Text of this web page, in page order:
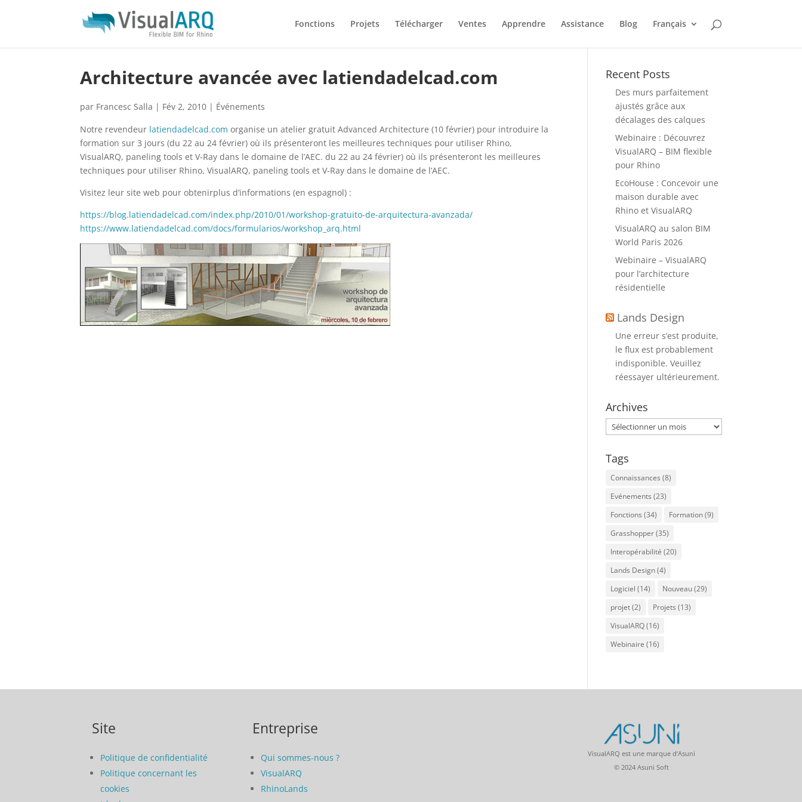
Fonctions Projets Télécharger Ventes Apprendre Assistance Blog Français
Architecture avancée avec latiendadelcad.com
par Francesc Salla | Fév 2, 2010 | Événements
Notre revendeur latiendadelcad.com organise un atelier gratuit Advanced Architecture (10 février) pour introduire la
formation sur 3 jours (du 22 au 24 février) où ils présenteront les meilleures techniques pour utiliser Rhino,
VisualARQ, paneling tools et V-Ray dans le domaine de l’AEC. du 22 au 24 février) où ils présenteront les meilleures
techniques pour utiliser Rhino, VisualARQ, paneling tools et V-Ray dans le domaine de l’AEC.
Visitez leur site web pour obtenirplus d’informations (en espagnol) :
https://blog.latiendadelcad.com/index.php/2010/01/workshop-gratuito-de-arquitectura-avanzada/
https://www.latiendadelcad.com/docs/formularios/workshop_arq.html
Recent Posts
Des murs parfaitement
ajustés grâce aux
décalages des calques
Webinaire : Découvrez
VisualARQ – BIM flexible
pour Rhino
EcoHouse : Concevoir une
maison durable avec
Rhino et VisualARQ
VisualARQ au salon BIM
World Paris 2026
Webinaire – VisualARQ
pour l’architecture
résidentielle
Lands Design
Une erreur s’est produite,
le flux est probablement
indisponible. Veuillez
réessayer ultérieurement.
Archives
Archives
Tags
Connaissances (8)
Evénements (23)
Fonctions (34) Formation(9)
Grasshopper(35)
Interopérabilité (20)
Lands Design(4)
Logiciel (14) Nouveau(29)
projet(2) Projets (13)
VisualARQ(16)
Webinaire (16)
Site
Politique de confidentialité
Politique concernant les
cookies
Entreprise
Qui sommes-nous ?
VisualARQ
RhinoLands
VisualARQ est une marque d’Asuni
© 2024 Asuni Soft